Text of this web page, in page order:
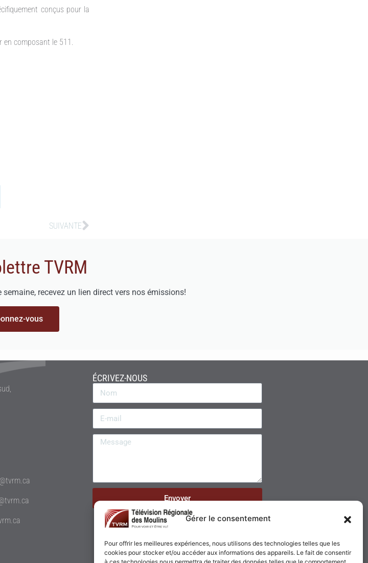
Gérer le consentement
Pour offrir les meilleures expériences, nous utilisons des technologies telles que les
cookies pour stocker et/ou accéder aux informations des appareils. Le fait de consentir
conçus pour la
en composant le 511.
SUIVANTE
TVRM
semaine, recevez un lien direct vers nos émissions!
vous
ÉCRIVEZ-NOUS
Envoyer